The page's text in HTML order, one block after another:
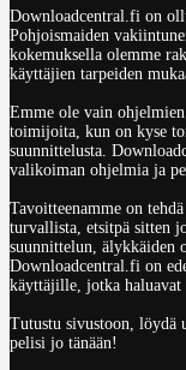
Downloadcentral.fi on
Pohjoismaiden
kokemuksella olemme
käyttäjien tarpeiden
Emme ole vain
toimijoita, kun on kyse
suunnittelusta.
valikoiman ohjelmia ja
Tavoitteenamme on
turvallista, etsitpä sitten
suunnittelun, älykkäiden
Downloadcentral.fi on
käyttäjille, jotka haluavat
Tutustu sivustoon, löydä
pelisi jo tänään!